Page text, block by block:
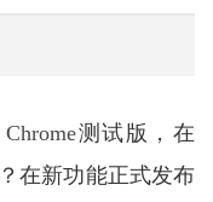
Chrome测试版，在
在新功能正式发布